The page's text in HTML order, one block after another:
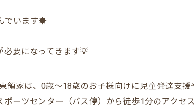
でいます☀️
必要になってきます💡
領家は、0歳～18歳のお子様向けに児童発達支
ーツセンター（バス停）から徒歩1分のアクセ